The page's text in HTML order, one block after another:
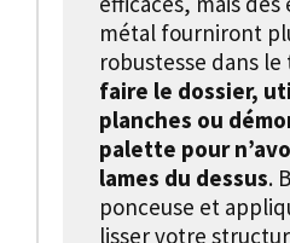
métal fourniront
robustesse dans le
faire le dossier,
planches ou
palette pour
lames du dessus.
ponceuse et
lisser votre